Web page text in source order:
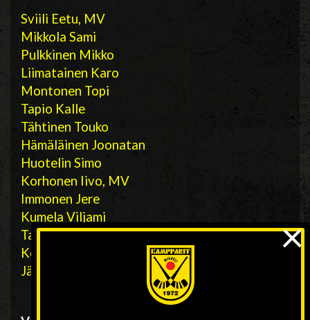
Sviili Eetu, MV
Mikkola Sami
Pulkkinen Mikko
Liimatainen Karo
Montonen Topi
Tapio Kalle
Tähtinen Touko
Hämäläinen Joonatan
Huotelin Simo
Korhonen Iivo, MV
Immonen Jere
Kumela Viljami
Tapio Paavo
Kokko Oskari
Järvinen Jaakko
×